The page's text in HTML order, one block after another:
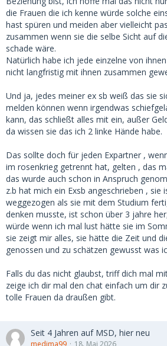
die Frauen die ich kenne würde solche
hast spüren und meiden aber vielleicht
zusammen wenn sie die selbe Sicht auf
schade wäre.
Natürlich habe ich jede einzelne von
nicht langfristig mit ihnen zusammen
Und ja, jedes meiner ex sb weiß das sie
melden können wenn irgendwas
kann, das schließt alles mit ein, außer
da wissen sie das ich 2 linke Hände habe.
Das sollte doch für jeden Expartner ,
im rosenkrieg getrennt hat, gelten , das
das wurde auch schon in Anspruch
z.b hat mich ein Exsb angeschrieben , sie
weggezogen als sie mit dem Studium
denken musste, ist schon über 3 jahre
würde wenn ich mal lust hätte sie im
sie zeigt mir alles, sie hätte die Zeit und
genossen und zu schätzen gewusst was
Falls du das nicht glaubst, triff dich mal
zeige ich dir mal den chat einfach um dir
tolle Frauen da draußen gibt.
Seit 4 Jahren auf MSD, hier neu
medima99 18. Mai 2026